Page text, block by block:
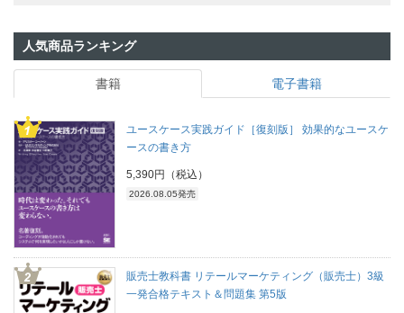
人気商品ランキング
書籍 電子書籍
ユースケース実践ガイド［復刻版］ 効果的なユースケ
ースの書き方
5,390円（税込）
2026.08.05発売
販売士教科書 リテールマーケティング（販売士）3級
一発合格テキスト＆問題集 第5版